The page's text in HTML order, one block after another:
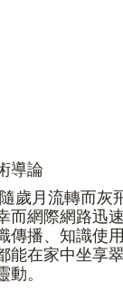
導論
月流轉而灰
而網際網路迅
傳播、知識使
能在家中坐享
動。